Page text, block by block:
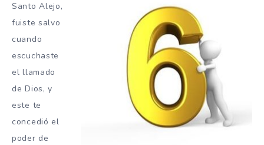
Santo Alejo,
fuiste salvo
cuando
escuchaste
el llamado
de Dios, y
este te
concedió el
poder de